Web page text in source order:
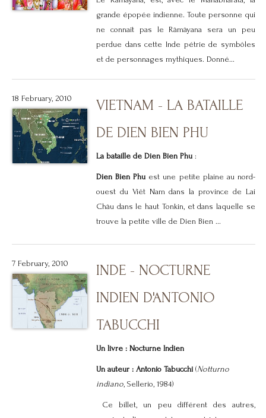
grande épopée indienne. Toute personne qui
ne connait pas le Râmâyana sera un peu
perdue dans cette Inde pétrie de symbôles
et de personnages mythiques. Donné...
18 February, 2010
VIETNAM - LA BATAILLE
DE DIEN BIEN PHU
La bataille de Dien Bien Phu:
Dien Bien Phu est une petite plaine au nord-
ouest du Viêt Nam dans la province de Lai
Châu dans le haut Tonkin, et dans laquelle se
trouve la petite ville de Dien Bien ...
7 February, 2010
INDE - NOCTURNE
INDIEN D'ANTONIO
TABUCCHI
Un livre : Nocturne Indien
Un auteur : Antonio Tabucchi (Notturno
indiano, Sellerio, 1984)
Ce billet, un peu différent des autres,